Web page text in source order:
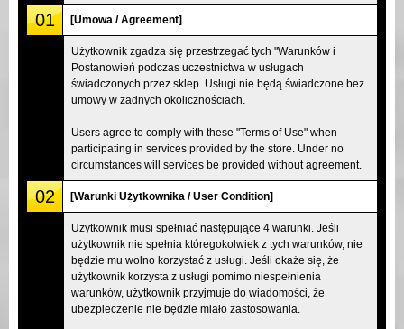
01 [Umowa / Agreement]
Użytkownik zgadza się przestrzegać tych "Warunków i
Postanowień podczas uczestnictwa w usługach
świadczonych przez sklep. Usługi nie będą świadczone bez
umowy w żadnych okolicznościach.
Users agree to comply with these "Terms of Use" when
participating in services provided by the store. Under no
circumstances will services be provided without agreement.
02 [Warunki Użytkownika / User Condition]
Użytkownik musi spełniać następujące 4 warunki. Jeśli
użytkownik nie spełnia któregokolwiek z tych warunków, nie
będzie mu wolno korzystać z usługi. Jeśli okaże się, że
użytkownik korzysta z usługi pomimo niespełnienia
warunków, użytkownik przyjmuje do wiadomości, że
ubezpieczenie nie będzie miało zastosowania.